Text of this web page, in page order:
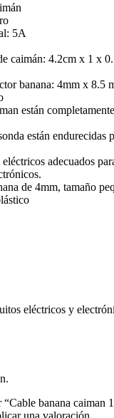
5A
caimán: 4.2cm x 1 x
banana: 4mm x
están
están endurecidas
adecuados
de 4mm, tamaño
eléctricos y
banana caiman
una valoración.